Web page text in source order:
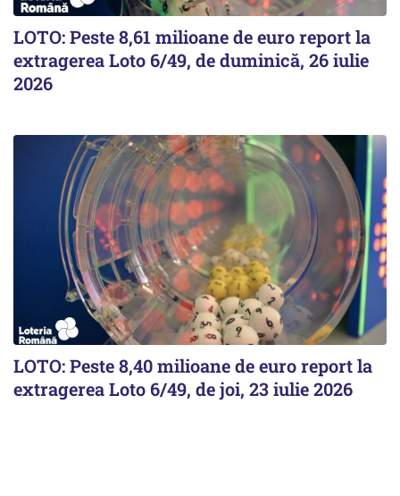
LOTO: Peste 8,61 milioane de euro report la
extragerea Loto 6/49, de duminică, 26 iulie
2026
LOTO: Peste 8,40 milioane de euro report la
extragerea Loto 6/49, de joi, 23 iulie 2026